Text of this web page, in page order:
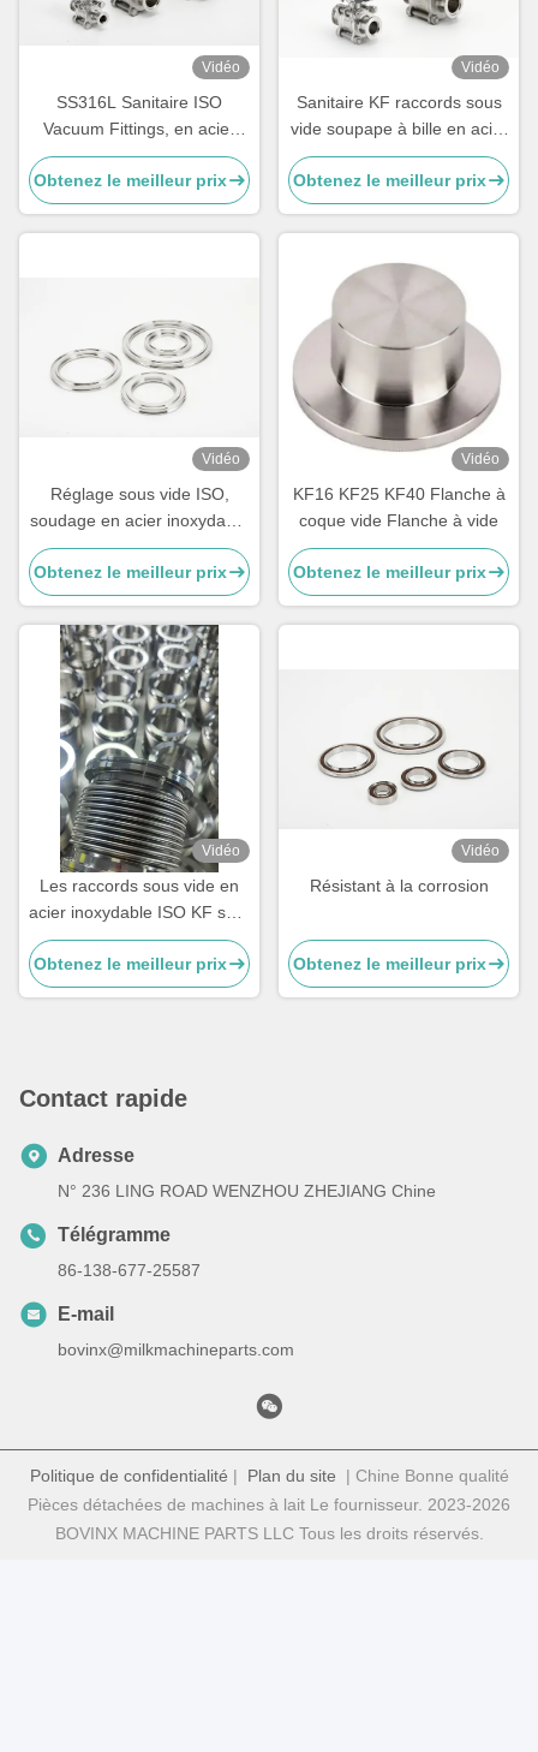
Vidéo
SS316L Sanitaire ISO
Vacuum Fittings, en acier
inoxydable 3PC soupape à
bille
Obtenez le meilleur prix
Vidéo
Sanitaire KF raccords sous
vide soupape à bille en acier
inoxydable pneumatique
Obtenez le meilleur prix
Vidéo
Réglage sous vide ISO,
soudage en acier inoxydable
Kf40
Obtenez le meilleur prix
Vidéo
KF16 KF25 KF40 Flanche à
coque vide Flanche à vide
Obtenez le meilleur prix
Vidéo
Les raccords sous vide en
acier inoxydable ISO KF sont
électropolisés pour une
connexion parfaite
Obtenez le meilleur prix
Vidéo
Résistant à la corrosion
Obtenez le meilleur prix
Contact rapide
Adresse
N° 236 LING ROAD WENZHOU ZHEJIANG Chine
Télégramme
86-138-677-25587
E-mail
bovinx@milkmachineparts.com
Politique de confidentialité | Plan du site | Chine Bonne qualité
Pièces détachées de machines à lait Le fournisseur. 2023-2026
BOVINX MACHINE PARTS LLC Tous les droits réservés.